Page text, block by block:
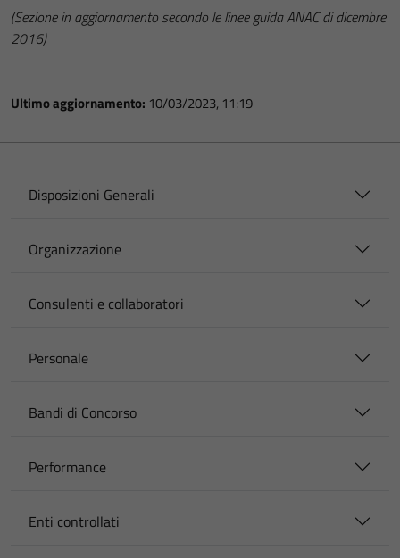
(Sezione in aggiornamento secondo le linee guida ANAC di dicembre
2016)
Ultimo aggiornamento: 10/03/2023, 11:19
Disposizioni Generali
Organizzazione
Consulenti e collaboratori
Personale
Bandi di Concorso
Performance
Enti controllati